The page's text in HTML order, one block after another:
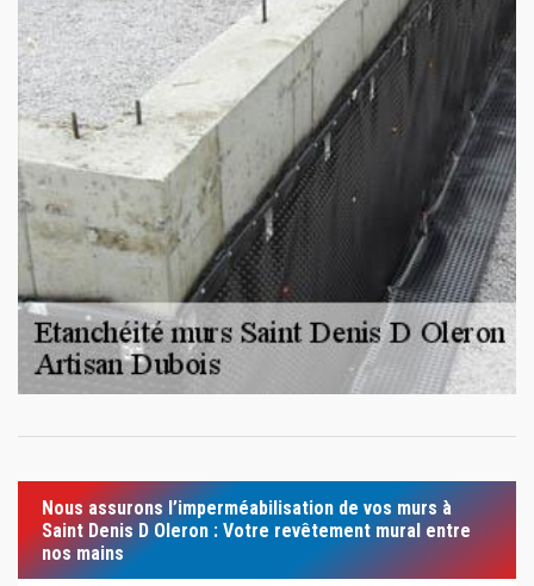
Nous assurons l’imperméabilisation de vos murs à
Saint Denis D Oleron : Votre revêtement mural entre
nos mains